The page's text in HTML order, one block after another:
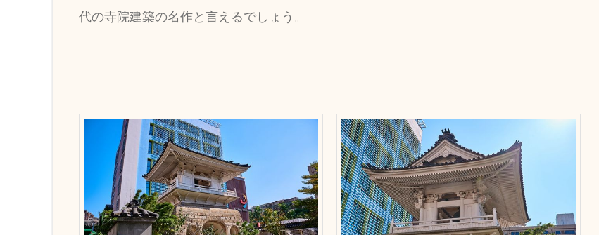
代の寺院建築の名作と言えるでしょう。